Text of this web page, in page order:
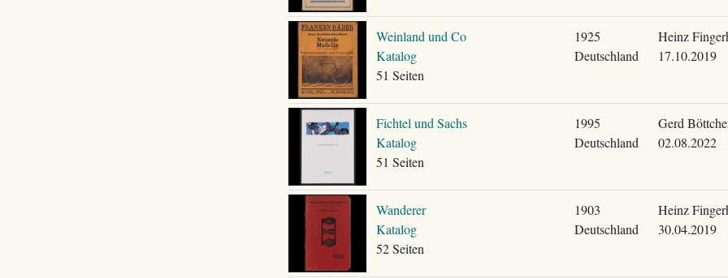
Weinland und Co
Katalog
51 Seiten
1925
Deutschland
Heinz
17.10.2019
Fichtel und Sachs
Katalog
51 Seiten
1995
Deutschland
Gerd
02.08.2022
Wanderer
Katalog
52 Seiten
1903
Deutschland
Heinz
30.04.2019